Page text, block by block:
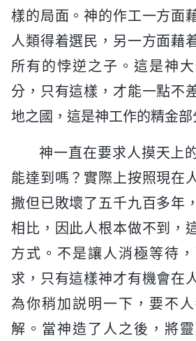
樣的局面。神的作工一方面
人類得着選民，另一方面藉
所有的悖逆之子。這是神
分，只有這樣，才能一點不
地之國，這是神工作的精金部
神一直在要求人摸天上
能達到嗎？實際上按照現在
撒但已敗壞了五千九百多年
相比，因此人根本做不到，
方式。不是讓人消極等待
求，只有這樣神才有機會在
為你稍加説明一下，要不
解。當神造了人之後，將